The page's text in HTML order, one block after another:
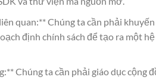
quan:** Chúng ta cần phải
định chính sách để tạo ra một
Chúng ta cần phải giáo dục cộng